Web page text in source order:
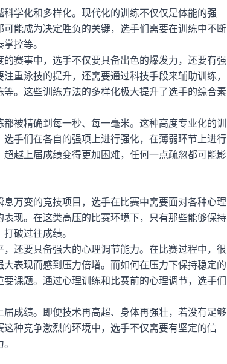
学化和多样化。现代化的训练不仅仅是体能的强
能成为决定胜负的关键，选手们需要在训练中不断
控等。
赛事中，选手不仅要具备出色的爆发力，还要有强
重泳技的提升，还需要通过科技手段来辅助训练，
。这些训练方法的多样化极大提升了选手的综合素
被精确到每一秒、每一毫米。这种高度专业化的训
手们在各自的强项上进行强化，在薄弱环节上进行
越上届成绩变得更加困难，任何一点疏忽都可能影
万变的竞技项目，选手在比赛中需要面对各种心理
现。在这类高压的比赛环境下，只有那些能够保持
破过往成绩。
还要具备强大的心理调节能力。在比赛过程中，很
表现而感到压力倍增。而如何在压力下保持稳定的
课题。通过心理训练和比赛前的心理调节，选手们
成绩。即便技术再高超、身体再强壮，若没有足够
种竞争激烈的环境中，选手不仅需要有坚定的信